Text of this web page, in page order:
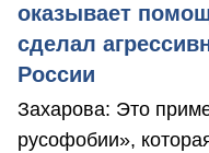
оказывает
сделал
России
Захарова: Это
русофобии»,